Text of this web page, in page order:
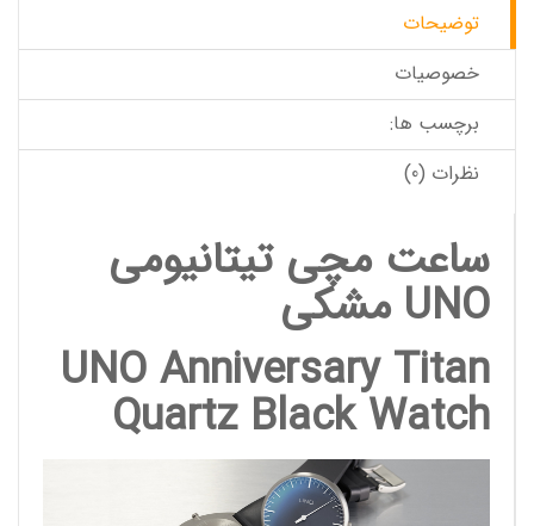
توضیحات
خصوصیات
برچسب ها:
نظرات (0)
ساعت مچی تیتانیومی
UNO مشکی
UNO Anniversary Titan
Quartz Black Watch